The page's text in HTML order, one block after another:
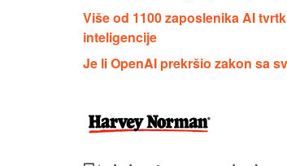
Više od 1100 zaposlenika AI
inteligencije
Je li OpenAI prekršio zakon sa